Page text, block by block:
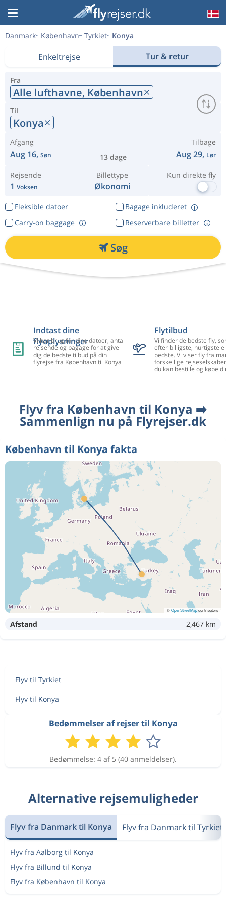
Danmark København Tyrkiet Konya
Enkeltrejse Tur & retur
Fra
Alle lufthavne, København
Til
Konya
Afgang
Aug 16, Søn 13 dage
Tilbage
Aug 29, Lør
Rejsende
1 Voksen
Billettype
Økonomi
Kun direkte fly
Fleksible datoer
Bagage inkluderet
Reserverbare billetter
Carry-on baggage
Søg
Indtast dine
flyoplysninger
Vi har brug for dine datoer, antal
rejsende og bagage for at give
dig de bedste tilbud på din
flyrejse fra København til Konya
Flytilbud
Vi finder de bedste fly,
efter billigste, hurtigste
bedste. Vi viser fly fra
forskellige
du kan bestille og købe
Flyv fra København til Konya ➡️
Sammenlign nu på Flyrejser.dk
København til Konya fakta
©OpenStreetMapcontributors
Afstand 2,467 km
Flyv til Tyrkiet
Flyv til Konya
Bedømmelser af rejser til Konya
Bedømmelse: 4 af 5 (40 anmeldelser).
Alternative rejsemuligheder
Flyv fra Danmark til Konya Flyv fra Danmark til Tyrkiet
Flyv fra Aalborg til Konya
Flyv fra Billund til Konya
Flyv fra København til Konya